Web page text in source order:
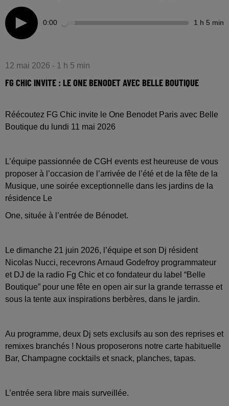
0:00 1 h 5 min
12 mai 2026 - 1 h 5 min
FG CHIC INVITE : LE ONE BENODET AVEC BELLE BOUTIQUE
Réécoutez FG Chic invite le One Benodet Paris avec Belle
Boutique du lundi 11 mai 2026
L’équipe passionnée de CGH events est heureuse de vous
proposer à l’occasion de l’arrivée de l’été et de la fête de la
Musique, une soirée exceptionnelle dans les jardins de la
résidence Le
One, située à l’entrée de Bénodet.
Le dimanche 21 juin 2026, l’équipe et son Dj résident
Nicolas Nucci, recevrons Arnaud Godefroy programmateur
et DJ de la radio Fg Chic et co fondateur du label “Belle
Boutique” pour une fête en open air sur la grande terrasse et
sous la tente aux inspirations berbères, dans le jardin.
Au programme, deux Dj sets exclusifs au son des reprises et
remixes branchés ! Nous proposerons notre carte habituelle
Bar, Champagne cocktails et snack, planches, tapas.
L’entrée sera libre mais surveillée.